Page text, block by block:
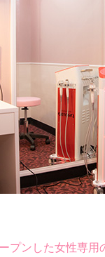
プンした女性専用